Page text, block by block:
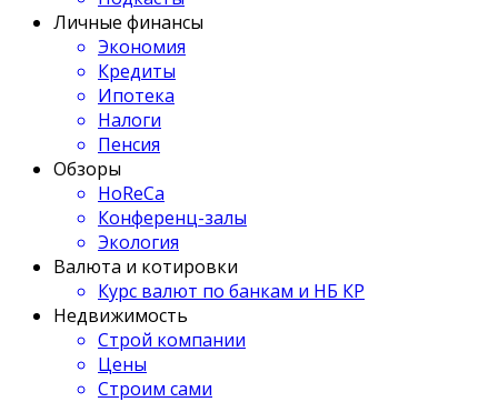
Личные финансы
Экономия
Кредиты
Ипотека
Налоги
Пенсия
Обзоры
HoReCa
Конференц-залы
Экология
Валюта и котировки
Курс валют по банкам и НБ КР
Недвижимость
Строй компании
Цены
Строим сами